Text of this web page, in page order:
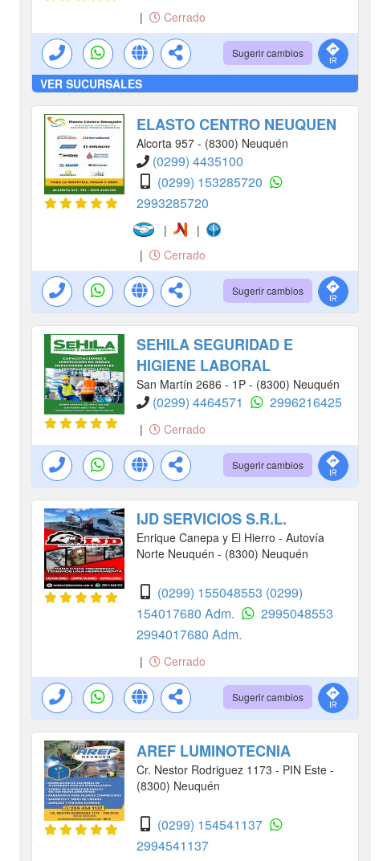
| Cerrado
Sugerir cambios
VER SUCURSALES
ELASTO CENTRO NEUQUEN
Alcorta 957 - (8300) Neuquén
(0299) 4435100
(0299) 153285720
2993285720
|
|
|
Cerrado
Sugerir cambios
SEHILA SEGURIDAD E
HIGIENE LABORAL
San Martín 2686 - 1P - (8300) Neuquén
(0299) 4464571 2996216425
| Cerrado
Sugerir cambios
IJD SERVICIOS S.R.L.
Enrique Canepa y El Hierro - Autovía
Norte Neuquén - (8300) Neuquén
(0299) 155048553 (0299)
154017680 Adm.
2995048553
2994017680 Adm.
| Cerrado
Sugerir cambios
AREF LUMINOTECNIA
Cr. Nestor Rodriguez 1173 - PIN Este -
(8300) Neuquén
(0299) 154541137
2994541137